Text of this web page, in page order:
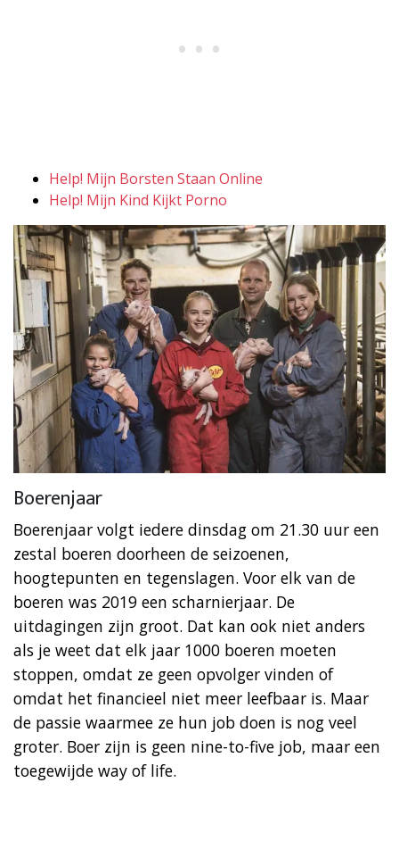
Help! Mijn Borsten Staan Online
Help! Mijn Kind Kijkt Porno
Boerenjaar
Boerenjaar volgt iedere dinsdag om 21.30 uur een
zestal boeren doorheen de seizoenen,
hoogtepunten en tegenslagen. Voor elk van de
boeren was 2019 een scharnierjaar. De
uitdagingen zijn groot. Dat kan ook niet anders
als je weet dat elk jaar 1000 boeren moeten
stoppen, omdat ze geen opvolger vinden of
omdat het financieel niet meer leefbaar is. Maar
de passie waarmee ze hun job doen is nog veel
groter. Boer zijn is geen nine-to-five job, maar een
toegewijde way of life.